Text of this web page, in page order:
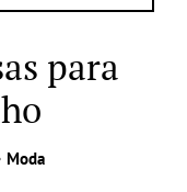
para
Moda